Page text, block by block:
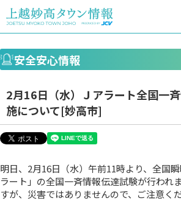
安全安心情報
2月16日（水）Ｊアラート全国一
施について[妙高市]
明日、2月16日（水）午前11時より、全国
ラート」の全国一斉情報伝達試験が行われ
すが、災害ではありませんので、ご注意くだ